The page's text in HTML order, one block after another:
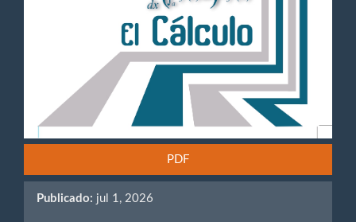
PDF
Publicado: jul 1, 2026